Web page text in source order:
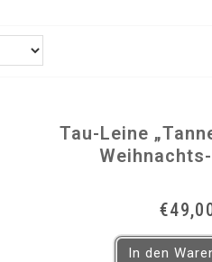
Tau-Leine
€
In den